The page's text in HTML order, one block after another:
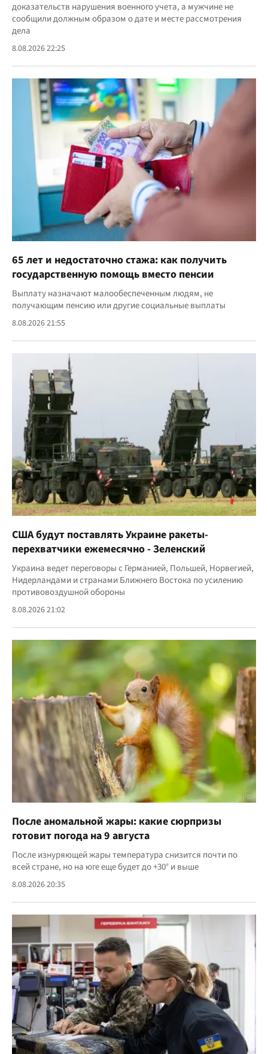
доказательств нарушения военного учета, а мужчине не
сообщили должным образом о дате и месте рассмотрения
дела
8.08.2026 22:25
65 лет и недостаточно стажа: как получить
государственную помощь вместо пенсии
Выплату назначают малообеспеченным людям, не
получающим пенсию или другие социальные выплаты
8.08.2026 21:55
США будут поставлять Украине ракеты-
перехватчики ежемесячно - Зеленский
Украина ведет переговоры с Германией, Польшей, Норвегией,
Нидерландами и странами Ближнего Востока по усилению
противовоздушной обороны
8.08.2026 21:02
После аномальной жары: какие сюрпризы
готовит погода на 9 августа
После изнуряющей жары температура снизится почти по
всей стране, но на юге еще будет до +30° и выше
8.08.2026 20:35